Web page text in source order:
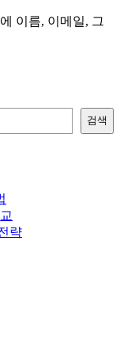
이름, 이메일, 그
검색
략